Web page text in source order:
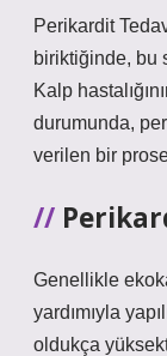
Perikardit
biriktiğinde, bu
Kalp
durumunda,
verilen bir
Genellikle
yardımıyla
oldukça